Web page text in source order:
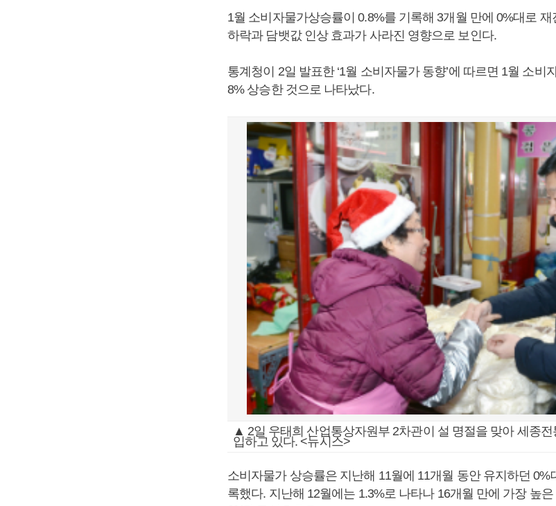
1월 소비자물가상승률이 0.8%를 기록해 3개월 만에 0%대로
하락과 담뱃값 인상 효과가 사라진 영향으로 보인다.
통계청이 2일 발표한 ‘1월 소비자물가 동향’에 따르면 1월 소비
8% 상승한 것으로 나타났다.
▲ 2일 우태희 산업통상자원부 2차관이 설 명절을 맞아 세종
입하고 있다. <뉴시스>
소비자물가 상승률은 지난해 11월에 11개월 동안 유지하던 0%
록했다. 지난해 12월에는 1.3%로 나타나 16개월 만에 가장 높